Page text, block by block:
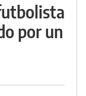
por un